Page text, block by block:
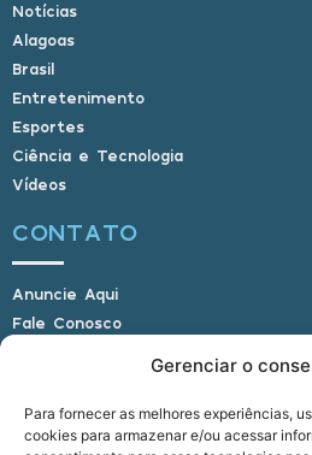
Gerenciar o
Para fornecer as melhores experiências,
cookies para armazenar e/ou acessar
Notícias
Alagoas
Brasil
Entretenimento
Esportes
Ciência e Tecnologia
Vídeos
CONTATO
Anuncie Aqui
Fale Conosco